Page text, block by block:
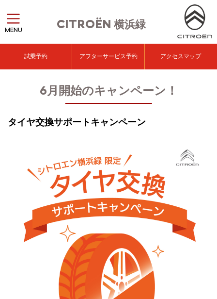
CITROËN 横浜緑
MENU
試乗予約 アフターサービス予約 アクセスマップ
6月開始のキャンペーン！
タイヤ交換サポートキャンペーン